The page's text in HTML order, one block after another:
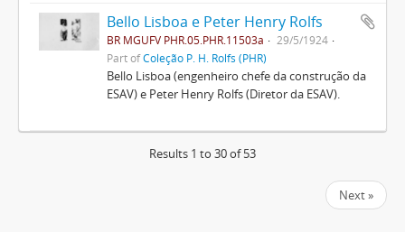
Bello Lisboa e Peter Henry Rolfs
BR MGUFV PHR.05.PHR.11503a
29/5/1924
Part ofColeção P. H. Rolfs (PHR)
Bello Lisboa (engenheiro chefe da construção da
ESAV) e Peter Henry Rolfs (Diretor da ESAV).
Results 1 to 30 of 53
Next »